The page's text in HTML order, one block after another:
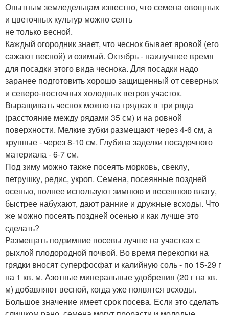
Опытным земледельцам известно, что семена овощных
и цветочных культур можно сеять
не только весной.
Каждый огородник знает, что чеснок бывает яровой (его
сажают весной) и озимый. Октябрь - наилучшее время
для посадки этого вида чеснока. Для посадки надо
заранее подготовить хорошо защищенный от северных
и северо-восточных холодных ветров участок.
Выращивать чеснок можно на грядках в три ряда
(расстояние между рядами 35 см) и на ровной
поверхности. Мелкие зубки размещают через 4-6 см, а
крупные - через 8-10 см. Глубина заделки посадочного
материала - 6-7 см.
Под зиму можно также посеять морковь, свеклу,
петрушку, редис, укроп. Семена, посеянные поздней
осенью, полнее используют зимнюю и весеннюю влагу,
быстрее набухают, дают ранние и дружные всходы. Что
же можно посеять поздней осенью и как лучше это
сделать?
Размещать подзимние посевы лучше на участках с
рыхлой плодородной почвой. Во время перекопки на
грядки вносят суперфосфат и калийную соль - по 15-29 г
на 1 кв. м. Азотные минеральные удобрения (20 г на кв.
м) добавляют весной, когда уже появятся всходы.
Большое значение имеет срок посева. Если это сделать